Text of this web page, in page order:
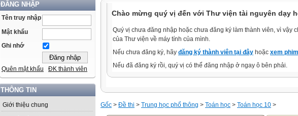
ĐĂNG NHẬP
Tên truy nhập
Mật khẩu
Ghi nhớ
Quên mật khẩu ĐK thành viên
THÔNG TIN
Giới thiệu chung
Chào mừng quý vị đến với Thư viện tài nguyên dạy
Quý vị chưa đăng nhập hoặc chưa đăng ký làm thành viên, vì vậy
của Thư viện về máy tính của mình.
Nếu chưa đăng ký, hãy đăng ký thành viên tại đây hoặc xem
Nếu đã đăng ký rồi, quý vị có thể đăng nhập ở ngay ô bên phải.
Gốc > Đề thi > Trung học phổ thông > Toán học > Toán học 10 >